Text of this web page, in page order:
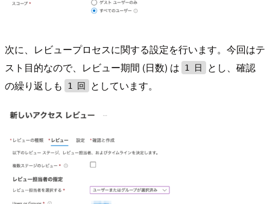
次に、レビュープロセスに関する設定を行います。今回はテ
スト目的なので、レビュー期間 (日数) は
1 日
とし、確認
の繰り返しも
1 回 としています。